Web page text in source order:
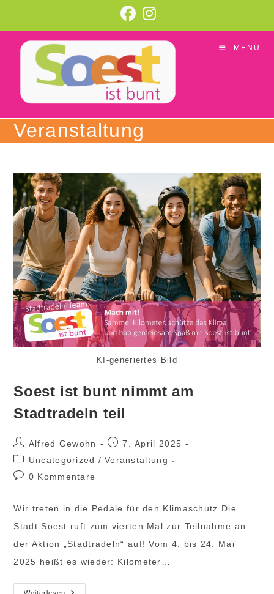
springen
MENÜ
Veranstaltung
KI-generiertes Bild
Soest ist bunt nimmt am
Stadtradeln teil
Beitrags-
Autor:
Alfred Gewohn
Beitrag
veröffentlicht:
7. April 2025
Beitrags-
Kategorie:
Uncategorized / Veranstaltung
Beitrags-
0 Kommentare
Wir treten in die Pedale für den Klimaschutz Die
Stadt Soest ruft zum vierten Mal zur Teilnahme an
der Aktion „Stadtradeln“ auf! Vom 4. bis 24. Mai
2025 heißt es wieder: Kilometer…
Weiterlesen